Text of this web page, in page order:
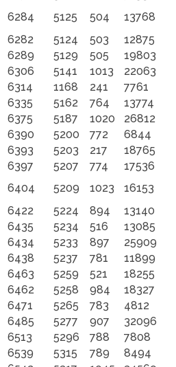
6284
5125 504 13768
6282
5124 503 12875
6289
5129 505 19803
6306
5141 1013 22063
6314
1168 241 7761
6335
5162 764 13774
6375
5187 1020 26812
6390
5200 772 6844
6393
5203 217 18765
6397
5207 774 17536
6404
5209 1023 16153
6422
5224 894 13140
6435
5234 516 13085
6434
5233 897 25909
6438
5237 781 11899
6463
5259 521 18255
6462
5258 984 18327
6471
5265 783 4812
6485
5277 907 32096
6513
5296 788 7808
6539
5315 789 8494